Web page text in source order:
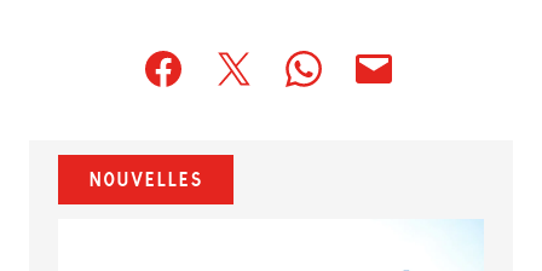
(opens
new
tab)
(opens
new
tab)
(opens(opens
(opens
Nouvelles